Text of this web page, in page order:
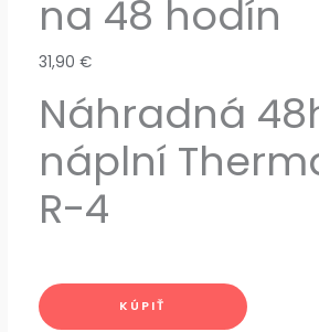
na 48 hodín
31,90 €
Náhradná
náplní
R-4
KÚPIŤ